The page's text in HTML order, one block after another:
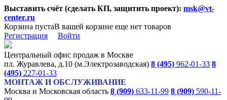
Выставить счёт (сделать КП, защитить проект): msk@vt-
center.ru
Корзина пустаВ вашей корзине еще нет товаров
Регистрация
Войти
Центральный офис продаж в Москве
пл. Журавлева, д.10 (м.Электрозаводская) 8 (495) 962-01-33 8
(495) 227-01-33
МОНТАЖ И ОБСЛУЖИВАНИЕ
Москва и Московская область 8 (909) 633-11-99 8 (909) 590-11-